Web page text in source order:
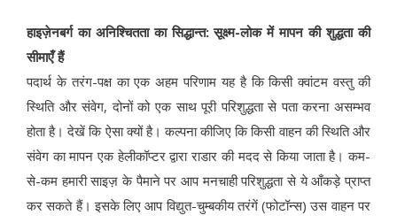
हाइज़ेनबर्ग का अनिश्चितता का सिद्धान्त: सूक्ष्म-लोक में मापन की शुद्धता की
सीमाएँ हैं
पदार्थ के तरंग-पक्ष का एक अहम परिणाम यह है कि किसी क्वांटम वस्तु की
स्थिति और संवेग, दोनों को एक साथ पूरी परिशुद्धता से पता करना असम्भव
होता है। देखें कि ऐसा क्यों है। कल्पना कीजिए कि किसी वाहन की स्थिति और
संवेग का मापन एक हेलीकॉप्टर द्वारा राडार की मदद से किया जाता है। कम-
से-कम हमारी साइज़ के पैमाने पर आप मनचाही परिशुद्धता से ये आँकड़े प्राप्त
कर सकते हैं। इसके लिए आप विद्युत-चुम्बकीय तरंगें (फोटॉन्स) उस वाहन पर